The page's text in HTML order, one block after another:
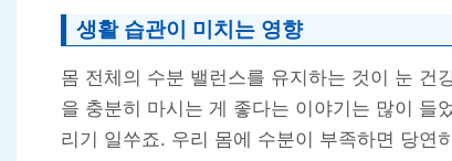
생활 습관이 미치는 영향
몸 전체의 수분 밸런스를 유지하는 것이 눈 건
을 충분히 마시는 게 좋다는 이야기는 많이 들
리기 일쑤죠. 우리 몸에 수분이 부족하면 당연